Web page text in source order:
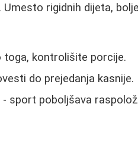
rigidnih dijeta,
toga, kontrolišite porcije.
do prejedanja kasnije.
- sport poboljšava